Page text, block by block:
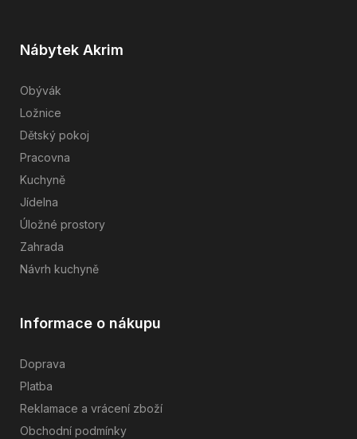
Nábytek Akrim
Obývák
Ložnice
Dětský pokoj
Pracovna
Kuchyně
Jídelna
Úložné prostory
Zahrada
Návrh kuchyně
Informace o nákupu
Doprava
Platba
Reklamace a vrácení zboží
Obchodní podmínky